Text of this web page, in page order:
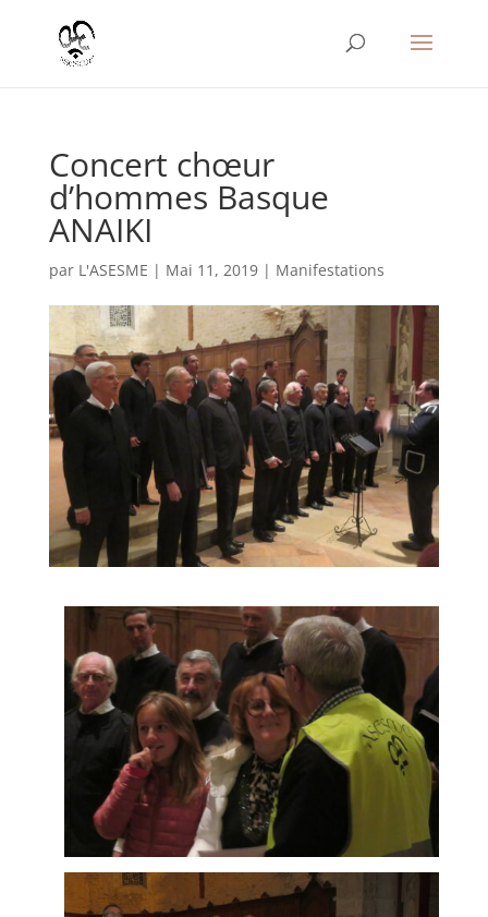
Concert chœur
d’hommes Basque
ANAIKI
par L'ASESME | Mai 11, 2019| Manifestations